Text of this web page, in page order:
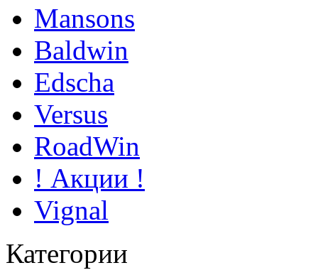
Mansons
Baldwin
Edscha
Versus
RoadWin
! Акции !
Vignal
Категории